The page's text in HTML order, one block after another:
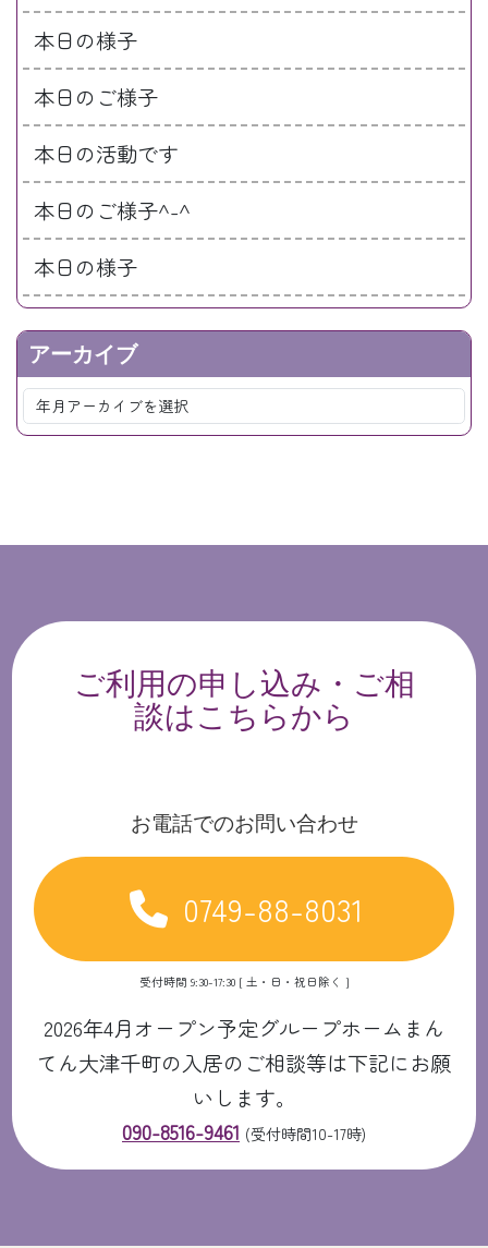
本日の様子
本日のご様子
本日の活動です
本日のご様子^-^
本日の様子
アーカイブ
ご利用の申し込み・ご相
談はこちらから
お電話でのお問い合わせ
0749-88-8031
受付時間 9:30-17:30 [ 土・日・祝日除く ]
2026年4月オープン予定グループホームまん
てん大津千町の入居のご相談等は下記にお願
いします。
090-8516-9461 (受付時間10-17時)